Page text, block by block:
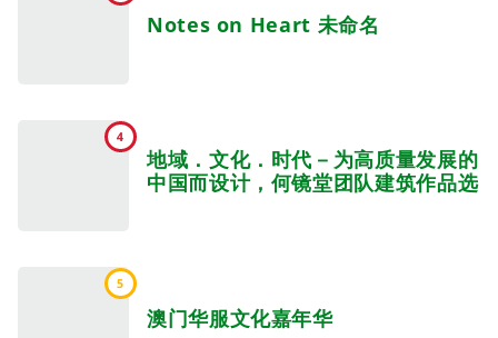
Notes on Heart 未命名
4
地域．文化．时代－为高质量发展的
中国而设计，何镜堂团队建筑作品选
5
澳门华服文化嘉年华